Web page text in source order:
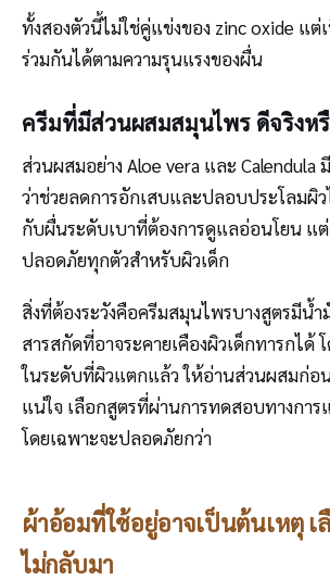
ทั้งสองตัวนี้ไม่ใช่คู่แข่งของ zinc oxide แต่
ร่วมกันได้ตามความรุนแรงของผื่น
ครีมที่มีส่วนผสมสมุนไพร ดีจริงหรื
ส่วนผสมอย่าง Aloe vera และ Calendula
ว่าช่วยลดการอักเสบและปลอบประโลมผิว
กับผื่นระดับเบาที่ต้องการดูแลอ่อนโยน แ
ปลอดภัยทุกตัวสำหรับผิวเด็ก
สิ่งที่ต้องระวังคือครีมสมุนไพรบางสูตรมีน้
สารสกัดที่อาจระคายเคืองผิวเด็กทารกได้
ในระดับที่ผิวแตกแล้ว ให้อ่านส่วนผสมก่อ
แน่ใจ เลือกสูตรที่ผ่านการทดสอบทางกา
โดยเฉพาะจะปลอดภัยกว่า
ผ้าอ้อมที่ใช้อยู่อาจเป็นต้นเหตุ เ
ไม่กลับมา